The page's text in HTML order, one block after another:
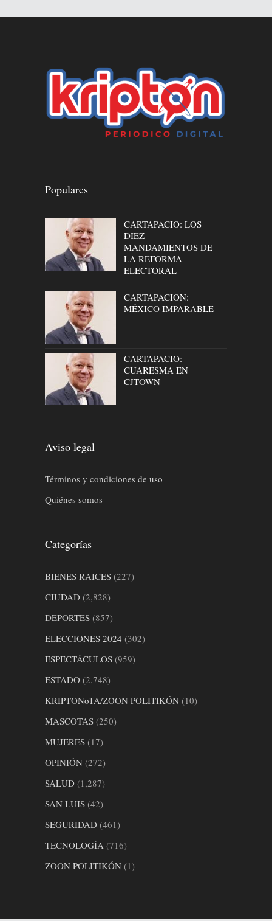
Populares
CARTAPACIO: LOS
DIEZ
MANDAMIENTOS DE
LA REFORMA
ELECTORAL
CARTAPACION:
MÉXICO IMPARABLE
CARTAPACIO:
CUARESMA EN
CJTOWN
Aviso legal
Términos y condiciones de uso
Quiénes somos
Categorías
BIENES RAICES (227)
CIUDAD (2,828)
DEPORTES (857)
ELECCIONES 2024 (302)
ESPECTÁCULOS (959)
ESTADO (2,748)
KRIPTONoTA/ZOON POLITIKÓN (10)
MASCOTAS (250)
MUJERES (17)
OPINIÓN (272)
SALUD (1,287)
SAN LUIS (42)
SEGURIDAD (461)
TECNOLOGÍA (716)
ZOON POLITIKÓN (1)